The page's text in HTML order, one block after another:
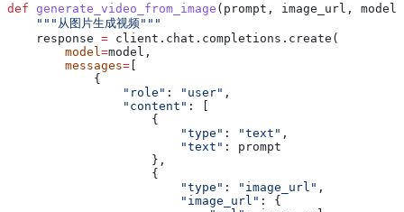
def generate_video_from_image ( prompt , image_url , model
    """从图片生成视频"""
    response
= client.chat.completions.create(
        model
=model,
        messages
= [
            {
                "role"
: "user" ,
                "content"
: [
                    {
                        "type"
: "text" ,
                        "text"
: prompt
                    },
                    {
                        "type"
: "image_url" ,
                        "image_url"
: {